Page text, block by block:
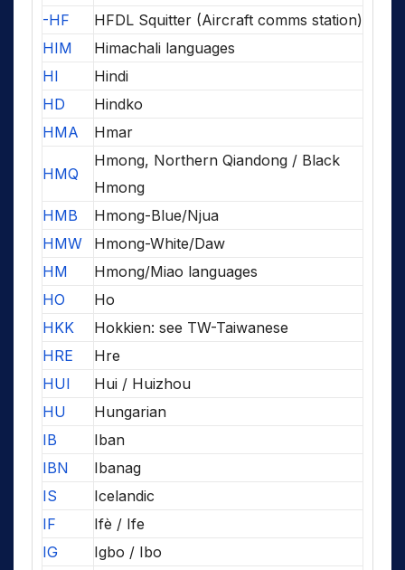
-HF
HFDL Squitter (Aircraft comms station)
HIM
Himachali languages
HI
Hindi
HD
Hindko
HMA
Hmar
HMQ
Hmong, Northern Qiandong / Black
Hmong
HMB
Hmong-Blue/Njua
HMW
Hmong-White/Daw
HM
Hmong/Miao languages
HO
Ho
HKK
Hokkien: see TW-Taiwanese
HRE
Hre
HUI
Hui / Huizhou
HU
Hungarian
IB
Iban
IBN
Ibanag
IS
Icelandic
IF
Ifè / Ife
IG
Igbo / Ibo